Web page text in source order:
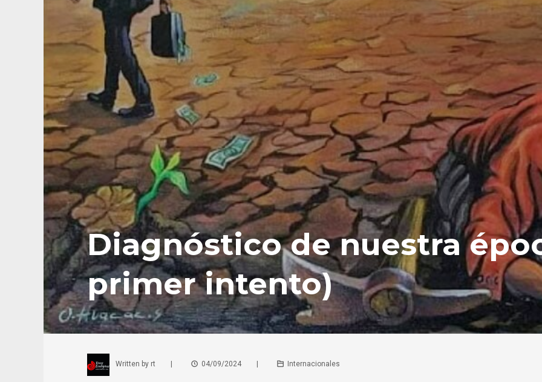
Diagnóstico de nuestra
primer intento)
Written by rt | 04/09/2024 | Internacionales